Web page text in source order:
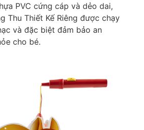
PVC cứng cáp và dẻo dai,
Thu Thiết Kế Riêng được chạy
và đặc biệt đảm bảo an
cho bé.